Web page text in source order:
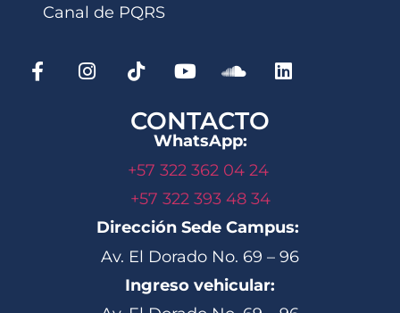
Canal de PQRS
CONTACTO
WhatsApp:
+57 322 362 04 24
+57 322 393 48 34
Dirección Sede Campus:
Av. El Dorado No. 69 – 96
Ingreso vehicular: